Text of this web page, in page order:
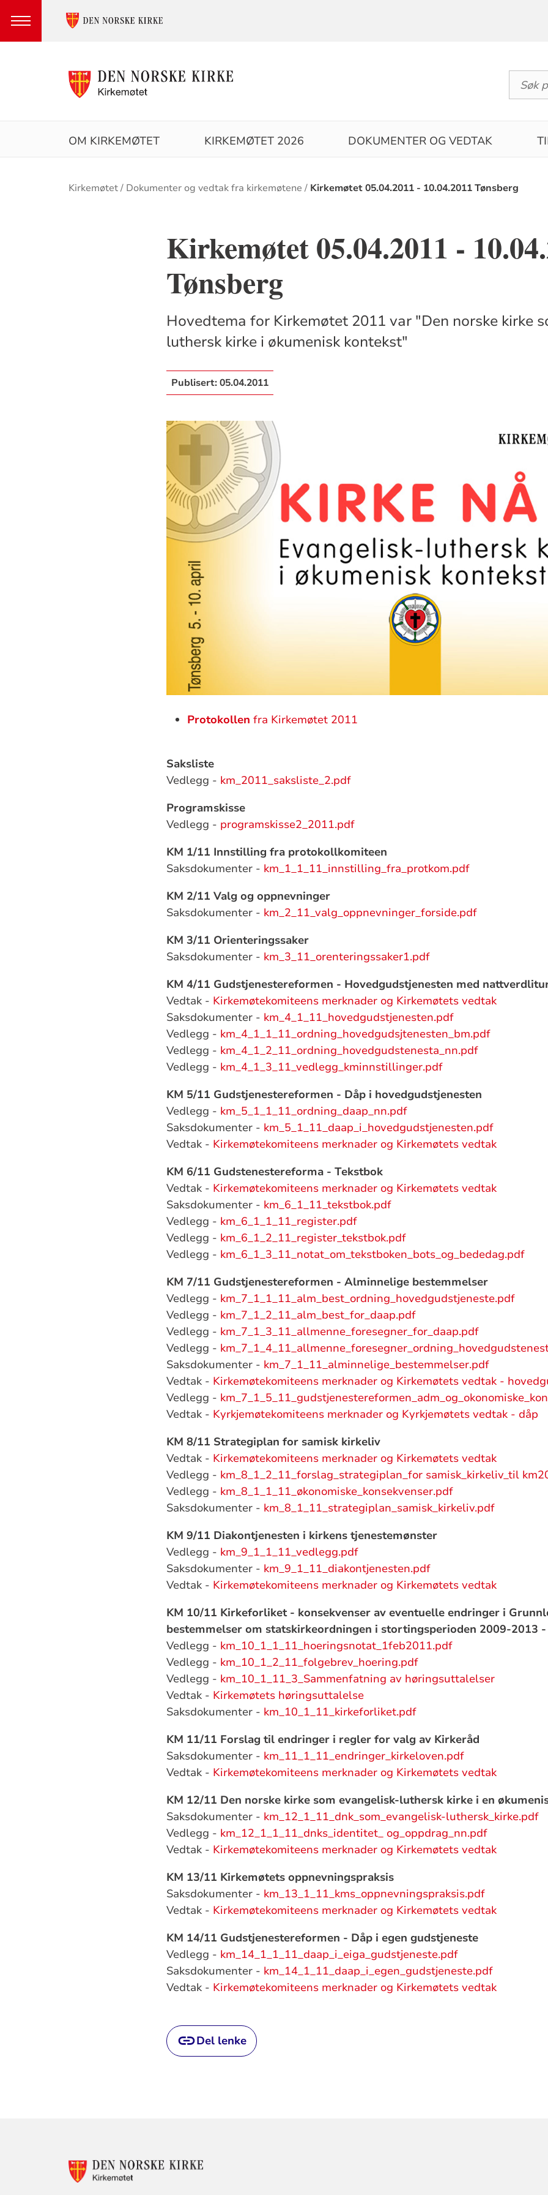
Hovedmeny
OM KIRKEMØTET KIRKEMØTET 2026 DOKUMENTER OG VEDTAK
Brødsmulesti
Kirkemøtet Dokumenter og vedtak fra kirkemøtene Kirkemøtet 05.04.2011 - 10.04.2011 Tønsberg
Kirkemøtet 05.04.2011 -
Tønsberg
Hovedtema for Kirkemøtet 2011 var "Den norske kirke
luthersk kirke i økumenisk kontekst"
Publisert:05.04.2011
Protokollen fra Kirkemøtet 2011
Saksliste
Vedlegg - km_2011_saksliste_2.pdf
Programskisse
Vedlegg - programskisse2_2011.pdf
KM 1/11 Innstilling fra protokollkomiteen
Saksdokumenter - km_1_1_11_innstilling_fra_protkom.pdf
KM 2/11 Valg og oppnevninger
Saksdokumenter - km_2_11_valg_oppnevninger_forside.pdf
KM 3/11 Orienteringssaker
Saksdokumenter - km_3_11_orenteringssaker1.pdf
KM 4/11 Gudstjenestereformen - Hovedgudstjenesten med
Vedtak - Kirkemøtekomiteens merknader og Kirkemøtets vedtak
Saksdokumenter - km_4_1_11_hovedgudstjenesten.pdf
Vedlegg - km_4_1_1_11_ordning_hovedgudsjtenesten_bm.pdf
Vedlegg - km_4_1_2_11_ordning_hovedgudstenesta_nn.pdf
Vedlegg - km_4_1_3_11_vedlegg_kminnstillinger.pdf
KM 5/11 Gudstjenestereformen - Dåp i hovedgudstjenesten
Vedlegg - km_5_1_1_11_ordning_daap_nn.pdf
Saksdokumenter - km_5_1_11_daap_i_hovedgudstjenesten.pdf
Vedtak - Kirkemøtekomiteens merknader og Kirkemøtets vedtak
KM 6/11 Gudstenestereforma - Tekstbok
Vedtak - Kirkemøtekomiteens merknader og Kirkemøtets vedtak
Saksdokumenter - km_6_1_11_tekstbok.pdf
Vedlegg - km_6_1_1_11_register.pdf
Vedlegg - km_6_1_2_11_register_tekstbok.pdf
Vedlegg - km_6_1_3_11_notat_om_tekstboken_bots_og_bededag.pdf
KM 7/11 Gudstjenestereformen - Alminnelige bestemmelser
Vedlegg - km_7_1_1_11_alm_best_ordning_hovedgudstjeneste.pdf
Vedlegg - km_7_1_2_11_alm_best_for_daap.pdf
Vedlegg - km_7_1_3_11_allmenne_foresegner_for_daap.pdf
Vedlegg -
Saksdokumenter - km_7_1_11_alminnelige_bestemmelser.pdf
Vedtak - Kirkemøtekomiteens merknader og Kirkemøtets vedtak -
Vedlegg -
Vedtak - Kyrkjemøtekomiteens merknader og Kyrkjemøtets vedtak - dåp
KM 8/11 Strategiplan for samisk kirkeliv
Vedtak - Kirkemøtekomiteens merknader og Kirkemøtets vedtak
Vedlegg - km_8_1_2_11_forslag_strategiplan_for samisk_kirkeliv_til
Vedlegg - km_8_1_1_11_økonomiske_konsekvenser.pdf
Saksdokumenter - km_8_1_11_strategiplan_samisk_kirkeliv.pdf
KM 9/11 Diakontjenesten i kirkens tjenestemønster
Vedlegg - km_9_1_1_11_vedlegg.pdf
Saksdokumenter - km_9_1_11_diakontjenesten.pdf
Vedtak - Kirkemøtekomiteens merknader og Kirkemøtets vedtak
KM 10/11 Kirkeforliket - konsekvenser av eventuelle endringer i
bestemmelser om statskirkeordningen i stortingsperioden 2009-2013
Vedlegg - km_10_1_1_11_hoeringsnotat_1feb2011.pdf
Vedlegg - km_10_1_2_11_folgebrev_hoering.pdf
Vedlegg - km_10_1_11_3_Sammenfatning av høringsuttalelser
Vedtak - Kirkemøtets høringsuttalelse
Saksdokumenter - km_10_1_11_kirkeforliket.pdf
KM 11/11 Forslag til endringer i regler for valg av Kirkeråd
Saksdokumenter - km_11_1_11_endringer_kirkeloven.pdf
Vedtak - Kirkemøtekomiteens merknader og Kirkemøtets vedtak
KM 12/11 Den norske kirke som evangelisk-luthersk kirke i en
Saksdokumenter - km_12_1_11_dnk_som_evangelisk-luthersk_kirke.pdf
Vedlegg - km_12_1_1_11_dnks_identitet_ og_oppdrag_nn.pdf
Vedtak - Kirkemøtekomiteens merknader og Kirkemøtets vedtak
KM 13/11 Kirkemøtets oppnevningspraksis
Saksdokumenter - km_13_1_11_kms_oppnevningspraksis.pdf
Vedtak - Kirkemøtekomiteens merknader og Kirkemøtets vedtak
KM 14/11 Gudstjenestereformen - Dåp i egen gudstjeneste
Vedlegg - km_14_1_1_11_daap_i_eiga_gudstjeneste.pdf
Saksdokumenter - km_14_1_11_daap_i_egen_gudstjeneste.pdf
Vedtak - Kirkemøtekomiteens merknader og Kirkemøtets vedtak
Del lenke
KONTAKTINFORMASJON